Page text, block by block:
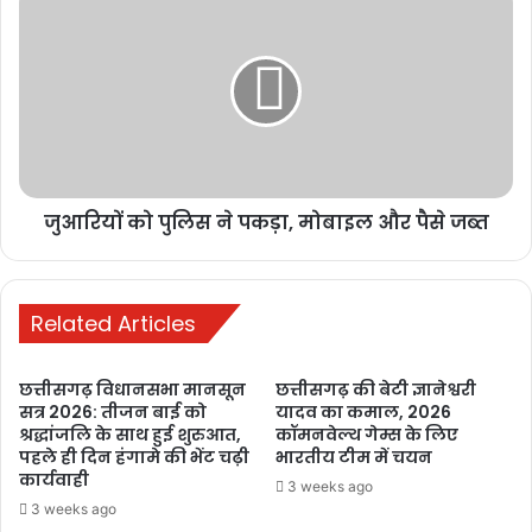
मनेन्द्रगढ़: बीआर
आमजन परेशान
1 week ago
PM ने ‘मन की
जुआरियों को पुलिस ने पकड़ा, मोबाइल और पैसे जब्त
Related Articles
छत्तीसगढ़ विधानसभा मानसून
सत्र 2026: तीजन बाई को
श्रद्धांजलि के साथ हुई शुरुआत,
पहले ही दिन हंगामे की भेंट चढ़ी
कार्यवाही
3 weeks ago
छत्तीसगढ़ की बेटी ज्ञानेश्वरी
यादव का कमाल, 2026
कॉमनवेल्थ गेम्स के लिए
भारतीय टीम में चयन
3 weeks ago